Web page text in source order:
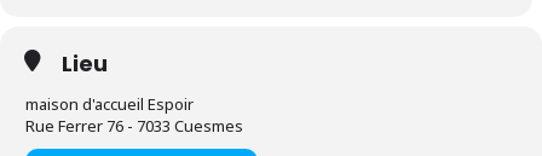
Lieu
maison d'accueil Espoir
Rue Ferrer 76 - 7033 Cuesmes